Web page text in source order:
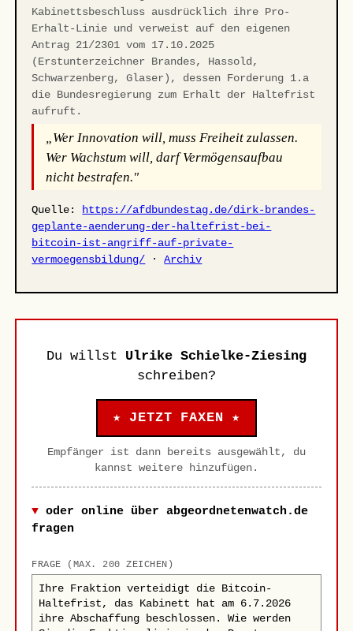
Kabinettsbeschluss ausdrücklich ihre Pro-
Erhalt-Linie und verweist auf den eigenen
Antrag 21/2301 vom 17.10.2025
(Erstunterzeichner Brandes, Hassold,
Schwarzenberg, Glaser), dessen Forderung 1.a
die Bundesregierung zum Erhalt der Haltefrist
aufruft.
„Wer Innovation will, muss Freiheit zulassen.
Wer Wachstum will, darf Vermögensaufbau
nicht bestrafen."
Quelle:
https://afdbundestag.de/dirk-brandes-
geplante-aenderung-der-haltefrist-bei-
bitcoin-ist-angriff-auf-private-
vermoegensbildung/ ·Archiv
Du willst Ulrike Schielke-Ziesing
schreiben?
★ JETZT FAXEN ★
Empfänger ist dann bereits ausgewählt, du
kannst weitere hinzufügen.
oder online über abgeordnetenwatch.de
fragen
FRAGE (MAX. 200 ZEICHEN)